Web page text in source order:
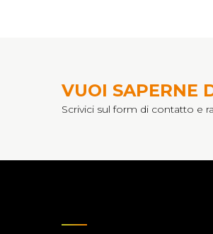
VUOI SAPERNE
Scrivici sul form di contatto e